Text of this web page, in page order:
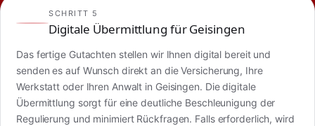
SCHRITT 5
Digitale Übermittlung für Geisingen
Das fertige Gutachten stellen wir Ihnen digital bereit und
senden es auf Wunsch direkt an die Versicherung, Ihre
Werkstatt oder Ihren Anwalt in Geisingen. Die digitale
Übermittlung sorgt für eine deutliche Beschleunigung der
Regulierung und minimiert Rückfragen. Falls erforderlich, wird